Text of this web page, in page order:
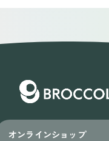
オンラインショップ